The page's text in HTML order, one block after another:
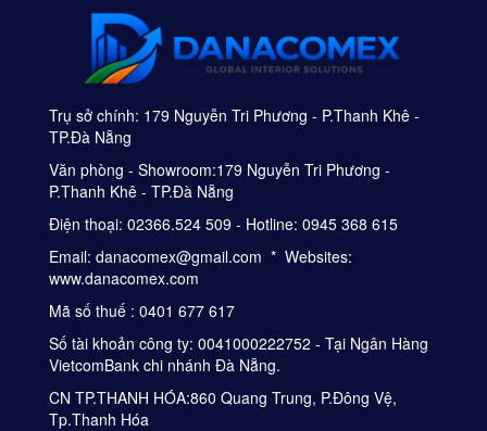
Trụ sở chính: 179 Nguyễn Tri Phương - P.Thanh Khê -
TP.Đà Nẵng
Văn phòng - Showroom:179 Nguyễn Tri Phương -
P.Thanh Khê - TP.Đà Nẵng
Điện thoại: 02366.524 509 - Hotline: 0945 368 615
Email: danacomex@gmail.com * Websites:
www.danacomex.com
Mã số thuế : 0401 677 617
Số tài khoản công ty: 0041000222752 - Tại Ngân Hàng
VietcomBank chi nhánh Đà Nẵng.
CN TP.THANH HÓA:860 Quang Trung, P.Đông Vệ,
Tp.Thanh Hóa